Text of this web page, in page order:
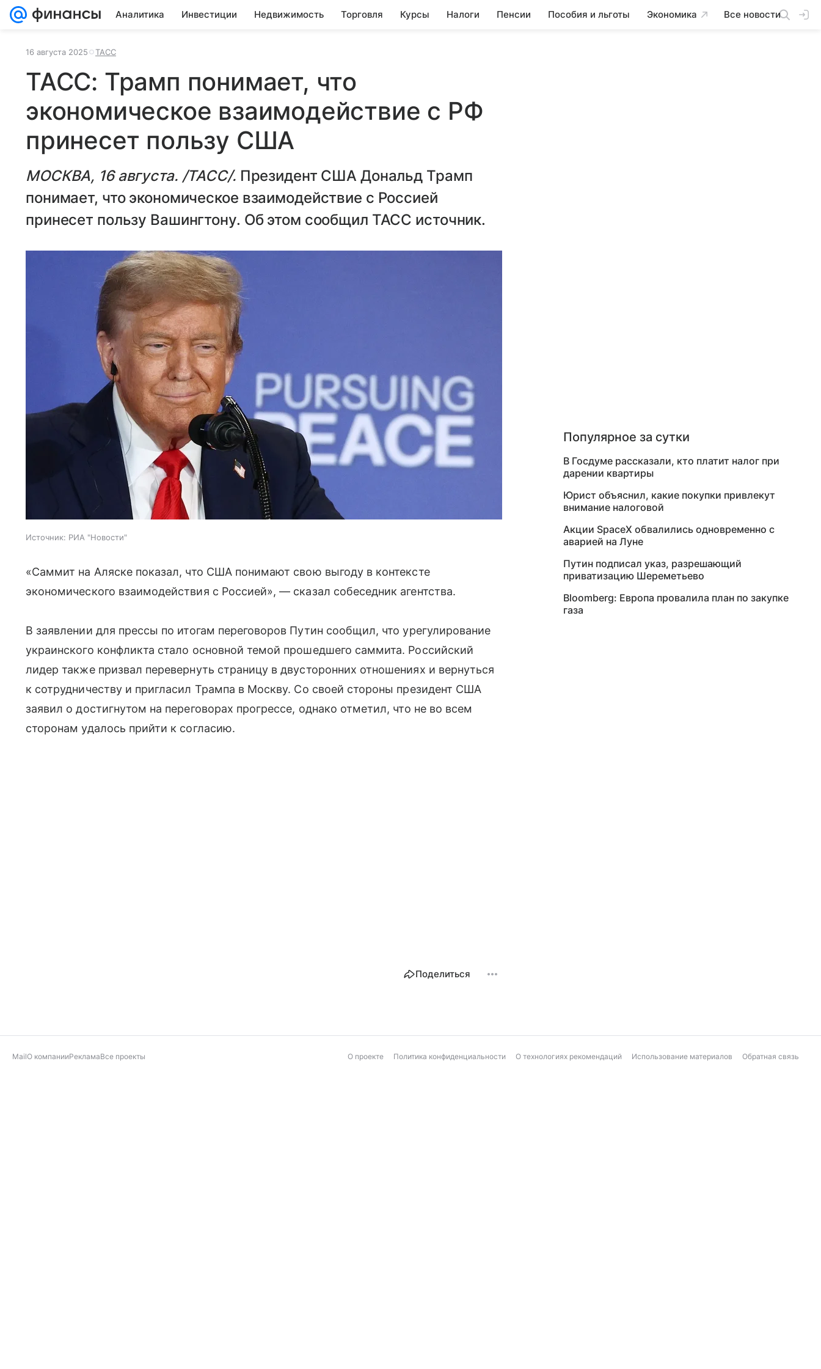
Аналитика Инвестиции Недвижимость Торговля Курсы Налоги Пенсии Пособия и льготы Экономика Все новости
16 августа 2025 ТАСС
ТАСС: Трамп понимает, что
экономическое взаимодействие с РФ
принесет пользу США
МОСКВА, 16 августа. /ТАСС/. Президент США Дональд Трамп
понимает, что экономическое взаимодействие с Россией
принесет пользу Вашингтону. Об этом сообщил ТАСС источник.
Источник: РИА "Новости"
«Саммит на Аляске показал, что США понимают свою выгоду в контексте
экономического взаимодействия с Россией», — сказал собеседник агентства.
В заявлении для прессы по итогам переговоров Путин сообщил, что урегулирование
украинского конфликта стало основной темой прошедшего саммита. Российский
лидер также призвал перевернуть страницу в двусторонних отношениях и вернуться
к сотрудничеству и пригласил Трампа в Москву. Со своей стороны президент США
заявил о достигнутом на переговорах прогрессе, однако отметил, что не во всем
сторонам удалось прийти к согласию.
Поделиться
Популярное за сутки
В Госдуме рассказали, кто платит налог при
дарении квартиры
Юрист объяснил, какие покупки привлекут
внимание налоговой
Акции SpaceX обвалились одновременно с
аварией на Луне
Путин подписал указ, разрешающий
приватизацию Шереметьево
Bloomberg: Европа провалила план по закупке
газа
MailО компанииРекламаВсе проекты О проекте Политика конфиденциальности О технологиях рекомендаций Использование материалов Обратная связь